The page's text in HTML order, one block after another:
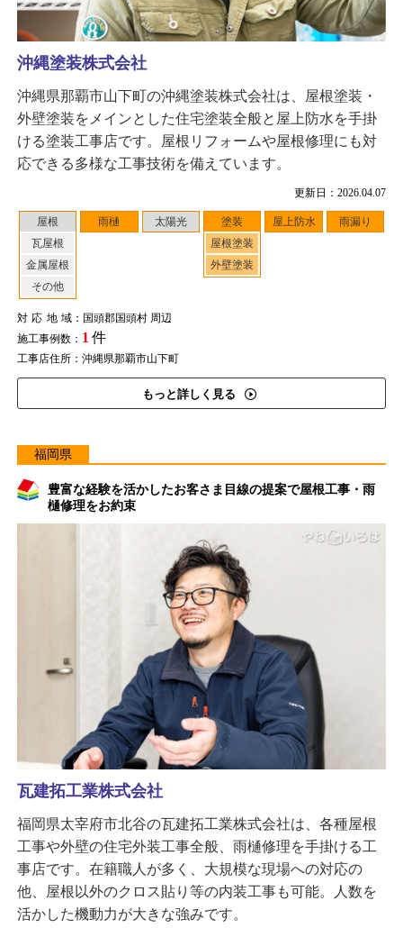
更新日：2026.04.07
屋根
瓦屋根
金属屋根
その他
雨樋 太陽光
塗装
屋根塗装
外壁塗装
屋上防水 雨漏り
対応地域：国頭郡国頭村 周辺
施工事例数： 1 件
工事店住所：沖縄県那覇市山下町
もっと詳しく見る
沖縄塗装株式会社
沖縄県那覇市山下町の沖縄塗装株式会社は、屋根塗装・
外壁塗装をメインとした住宅塗装全般と屋上防水を手掛
ける塗装工事店です。屋根リフォームや屋根修理にも対
応できる多様な工事技術を備えています。
福岡県
豊富な経験を活かしたお客さま目線の提案で屋根工事・雨
樋修理をお約束
瓦建拓工業株式会社
福岡県太宰府市北谷の瓦建拓工業株式会社は、各種屋根
工事や外壁の住宅外装工事全般、雨樋修理を手掛ける工
事店です。在籍職人が多く、大規模な現場への対応の
他、屋根以外のクロス貼り等の内装工事も可能。人数を
活かした機動力が大きな強みです。